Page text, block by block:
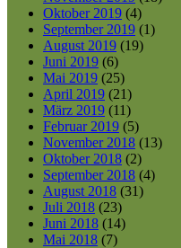
Oktober 2019 (4)
September 2019 (1)
August 2019 (19)
Juni 2019 (6)
Mai 2019 (25)
April 2019 (21)
März 2019 (11)
Februar 2019 (5)
November 2018 (13)
Oktober 2018 (2)
September 2018 (4)
August 2018 (31)
Juli 2018 (23)
Juni 2018 (14)
Mai 2018 (7)